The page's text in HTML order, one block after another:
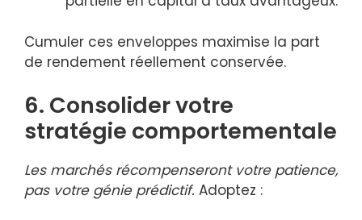
Cumuler ces enveloppes maximise la part
de rendement réellement conservée.
6. Consolider votre
stratégie comportementale
Les marchés récompenseront votre patience,
pas votre génie prédictif. Adoptez :